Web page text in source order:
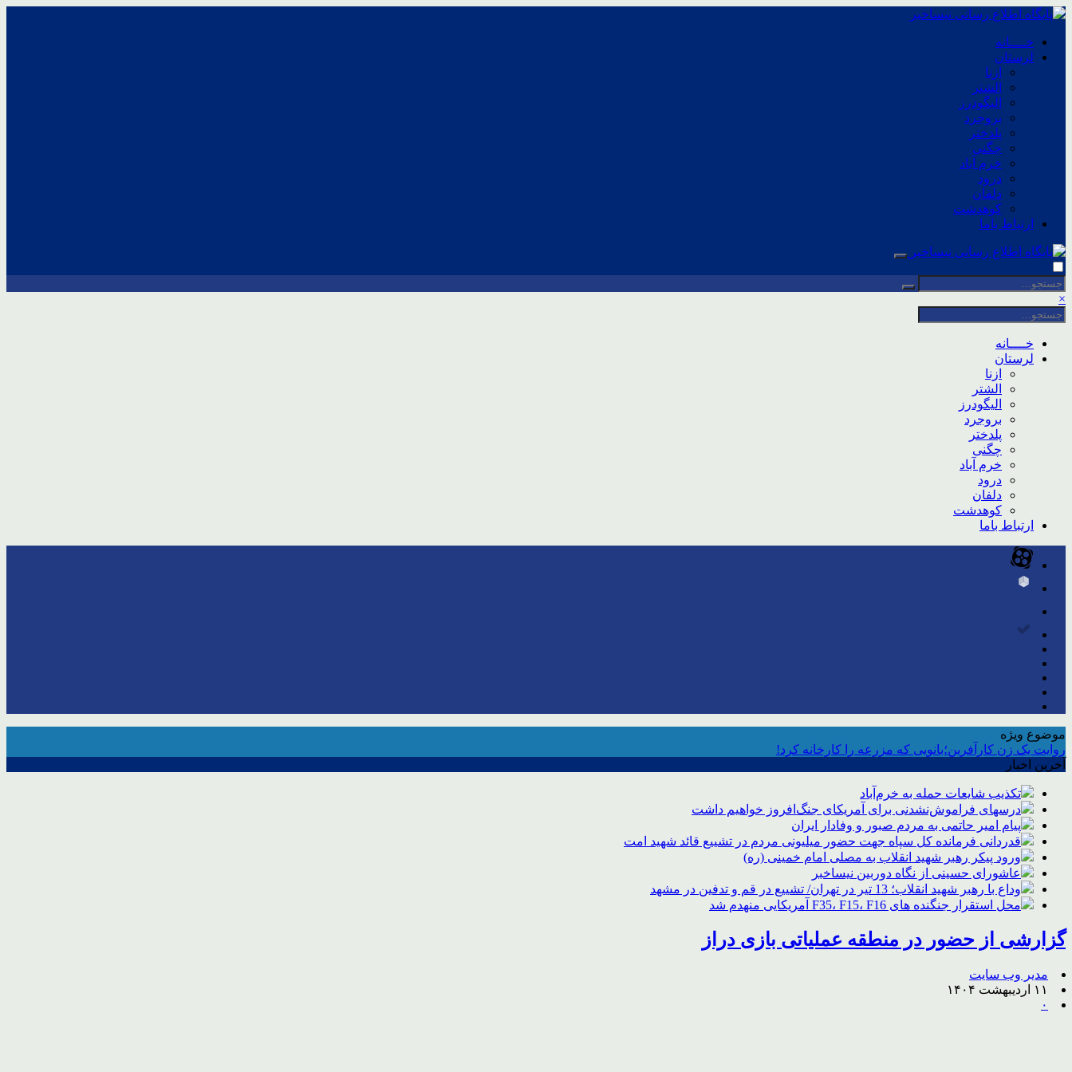
خــــانه
لرستان
ازنا
الشتر
الیگودرز
بروجرد
پلدختر
چگنی
خرم آباد
درود
دلفان
کوهدشت
ارتباط باما
×
خــــانه
لرستان
ازنا
الشتر
الیگودرز
بروجرد
پلدختر
چگنی
خرم آباد
درود
دلفان
کوهدشت
ارتباط باما
موضوع ویژه
روایت یک زن کارآفرین؛بانویی که مزرعه را کارخانه کرد!
آخرین اخبار
تکذیب شایعات حمله به خرم‌آباد
درسهای فراموش‌نشدنی برای آمریکای جنگ‌افروز خواهیم داشت
پیام امیر حاتمی به مردم صبور و وفادار ایران
قدردانی فرمانده کل سپاه جهت حضور میلیونی مردم در تشییع قائد شهید امت
ورود پیکر رهبر شهید انقلاب به مصلی امام خمینی (ره)
عاشورای حسینی از نگاه دوربین نیساخبر
وداع با رهبر شهید انقلاب؛ 13 تیر در تهران/ تشییع در قم و تدفین در مشهد
محل استقرار جنگنده های F35، F15، F16 آمریکایی منهدم شد
گزارشی از حضور در منطقه عملیاتی بازی دراز
مدیر وب سایت
۱۱ اردیبهشت ۱۴۰۴
۰